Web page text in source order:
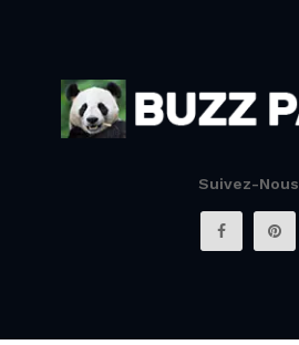
Suivez-Nous